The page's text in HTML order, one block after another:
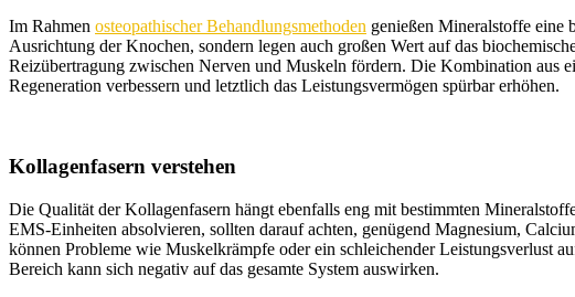
Im Rahmen osteopathischer Behandlungsmethoden genießen Mineralstoffe eine
Ausrichtung der Knochen, sondern legen auch großen Wert auf das
Reizübertragung zwischen Nerven und Muskeln fördern. Die Kombination aus
Regeneration verbessern und letztlich das Leistungsvermögen spürbar erhöhen.
Kollagenfasern verstehen
Die Qualität der Kollagenfasern hängt ebenfalls eng mit bestimmten
EMS-Einheiten absolvieren, sollten darauf achten, genügend Magnesium,
können Probleme wie Muskelkrämpfe oder ein schleichender Leistungsverlust
Bereich kann sich negativ auf das gesamte System auswirken.